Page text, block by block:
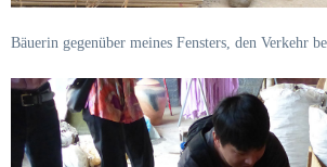
Bäuerin gegenüber meines Fensters, den Verkehr